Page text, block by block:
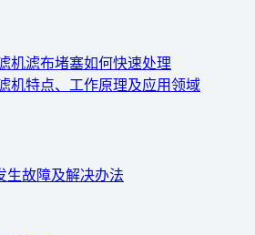
机滤布堵塞如何快速处理
机特点、工作原理及应用领域
生故障及解决办法